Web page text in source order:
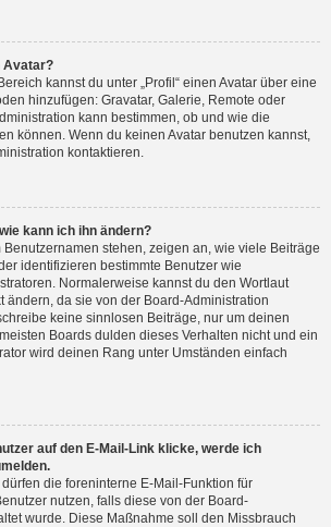
Avatar?
kannst du unter „Profil“ einen Avatar über eine
hinzufügen: Gravatar, Galerie, Remote oder
kann bestimmen, ob und wie die
können. Wenn du keinen Avatar benutzen kannst,
kontaktieren.
kann ich ihn ändern?
stehen, zeigen an, wie viele Beiträge
identifizieren bestimmte Benutzer wie
Normalerweise kannst du den Wortlaut
ändern, da sie von der Board-Administration
keine sinnlosen Beiträge, nur um deinen
Boards dulden dieses Verhalten nicht und ein
wird deinen Rang unter Umständen einfach
auf den E-Mail-Link klicke, werde ich
die foreninterne E-Mail-Funktion für
nutzen, falls diese von der Board-
wurde. Diese Maßnahme soll den Missbrauch